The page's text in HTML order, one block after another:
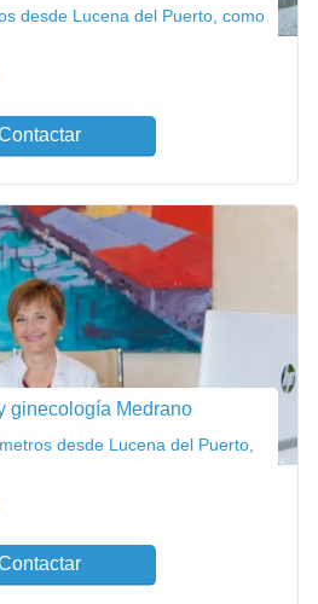
desde Lucena del Puerto, como
ginecología Medrano
desde Lucena del Puerto,